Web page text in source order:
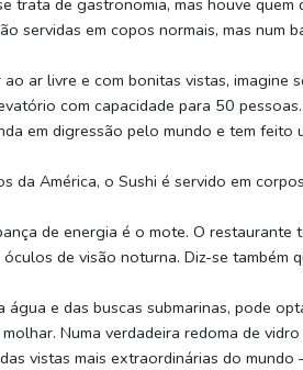
servidas em copos normais, mas num
ar livre e com bonitas vistas, imagine
com capacidade para 50
em digressão pelo mundo e tem feito
da América, o Sushi é servido em
de energia é o mote. O restaurante
de visão noturna. Diz-se também
água e das buscas submarinas, pode
Numa verdadeira redoma de
vistas mais extraordinárias do